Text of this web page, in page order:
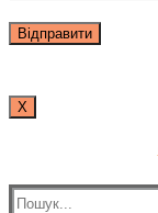
Х
Пошук: